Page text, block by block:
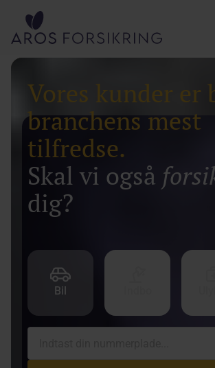
Aros Forsikring
Vores kunder er
branchens mest
tilfredse.
Skal vi også
dig?
Bil